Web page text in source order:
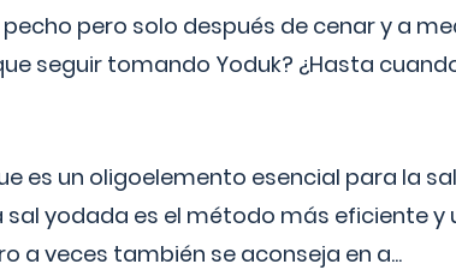
pero solo después de cenar y a
seguir tomando Yoduk? ¿Hasta
es un oligoelemento esencial para la
sal yodada es el método más eficiente y
a veces también se aconseja en a...